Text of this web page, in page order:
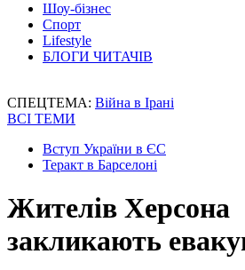
Шоу-бізнес
Спорт
Lifestyle
БЛОГИ ЧИТАЧІВ
СПЕЦТЕМА: Війна в Ірані
ВСІ ТЕМИ
Вступ України в ЄС
Теракт в Барселоні
Жителів Херсона
закликають